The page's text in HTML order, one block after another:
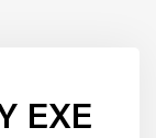
EXE